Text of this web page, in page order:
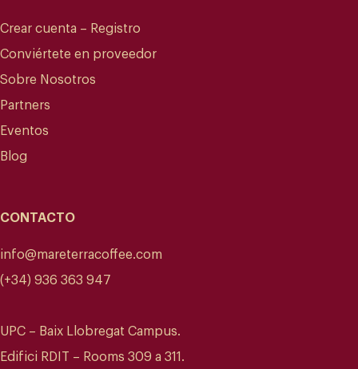
Crear cuenta – Registro
Conviértete en proveedor
Sobre Nosotros
Partners
Eventos
Blog
CONTACTO
info@mareterracoffee.com
(+34) 936 363 947
UPC – Baix Llobregat Campus.
Edifici RDIT – Rooms 309 a 311.